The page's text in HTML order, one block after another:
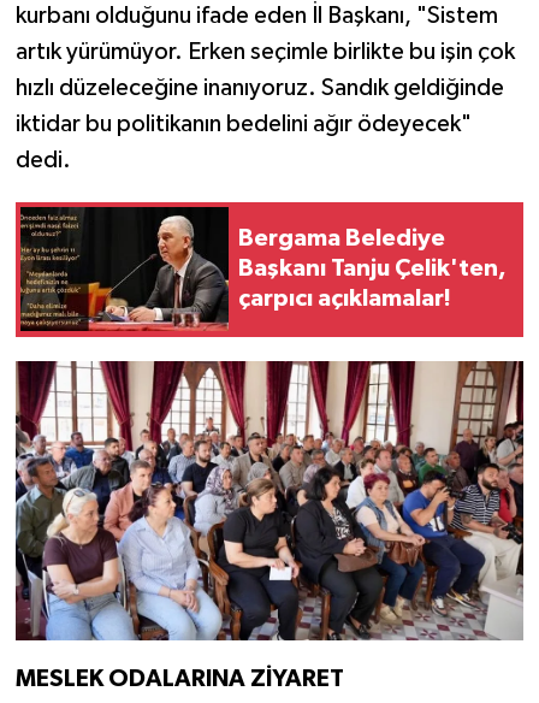
kurbanı olduğunu ifade eden İl Başkanı, "Sistem
artık yürümüyor. Erken seçimle birlikte bu işin çok
hızlı düzeleceğine inanıyoruz. Sandık geldiğinde
iktidar bu politikanın bedelini ağır ödeyecek"
dedi.
Bergama Belediye
Başkanı Tanju Çelik'ten,
çarpıcı açıklamalar!
MESLEK ODALARINA ZİYARET